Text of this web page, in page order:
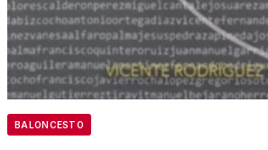
BALONCESTO